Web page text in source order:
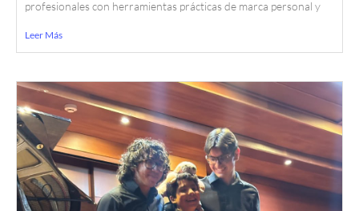
profesionales con herramientas prácticas de marca personal y
Leer Más